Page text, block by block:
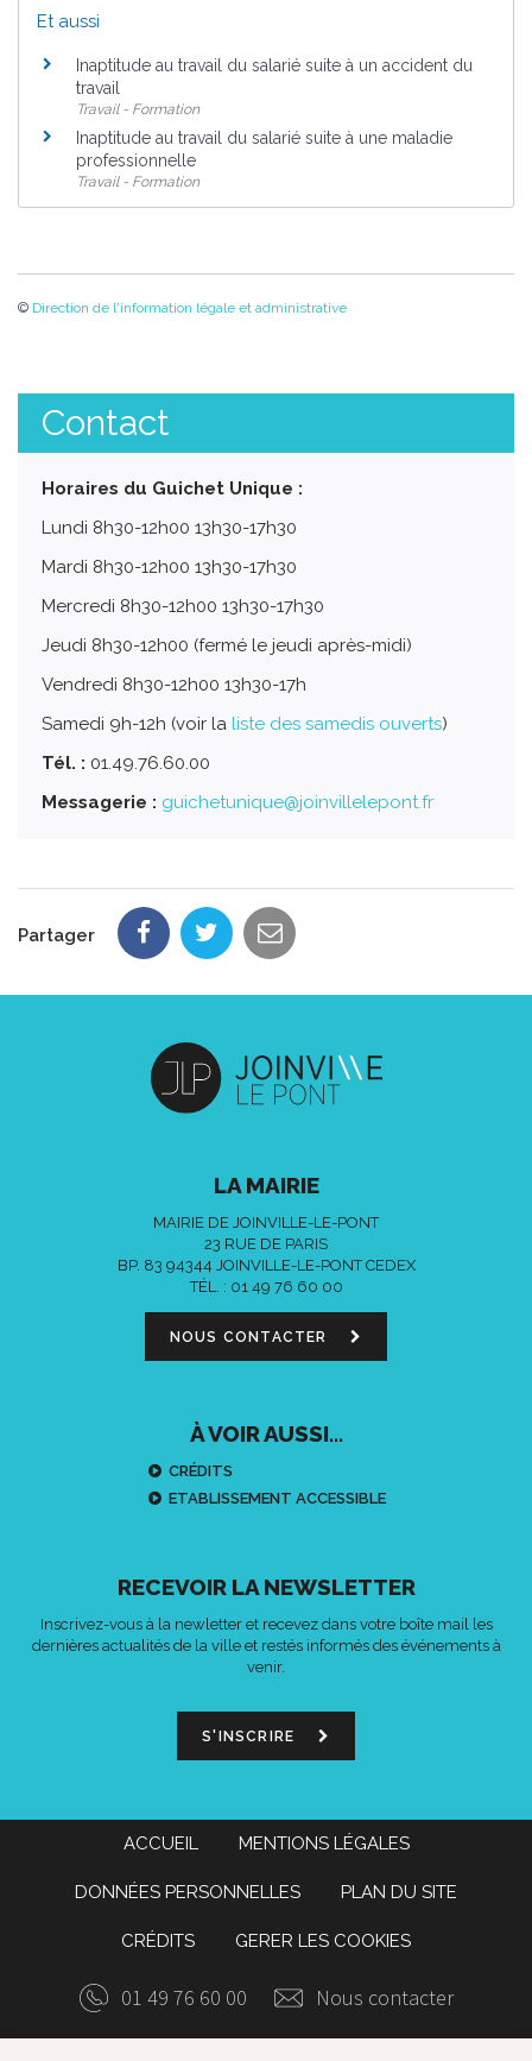
Et aussi
Inaptitude au travail du salarié suite à un accident du
travail
Travail - Formation
Inaptitude au travail du salarié suite à une maladie
professionnelle
Travail - Formation
© Direction de l'information légale et administrative
Contact
Horaires du Guichet Unique :
Lundi 8h30-12h00 13h30-17h30
Mardi 8h30-12h00 13h30-17h30
Mercredi 8h30-12h00 13h30-17h30
Jeudi 8h30-12h00 (fermé le jeudi après-midi)
Vendredi 8h30-12h00 13h30-17h
Samedi 9h-12h (voir la liste des samedis ouverts)
Tél. : 01.49.76.60.00
Messagerie : guichetunique@joinvillelepont.fr
Partager
LA MAIRIE
MAIRIE DE JOINVILLE-LE-PONT
23 RUE DE PARIS
BP. 83 94344 JOINVILLE-LE-PONT CEDEX
TÉL. : 01 49 76 60 00
NOUS CONTACTER
À VOIR AUSSI...
CRÉDITS
ETABLISSEMENT ACCESSIBLE
RECEVOIR LA NEWSLETTER
Inscrivez-vous à la newletter et recevez dans votre boîte mail les
dernières actualités de la ville et restés informés des événements à
venir.
S'INSCRIRE
ACCUEIL MENTIONS LÉGALES
DONNÉES PERSONNELLES PLAN DU SITE
CRÉDITS GERER LES COOKIES
01 49 76 60 00 Nous contacter